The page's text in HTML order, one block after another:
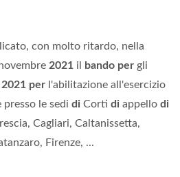
con molto ritardo, nella
2021 il bando per gli
2021 per l'abilitazione all'esercizio
le sedi di Corti di appello di
Cagliari, Caltanissetta,
Firenze, ...